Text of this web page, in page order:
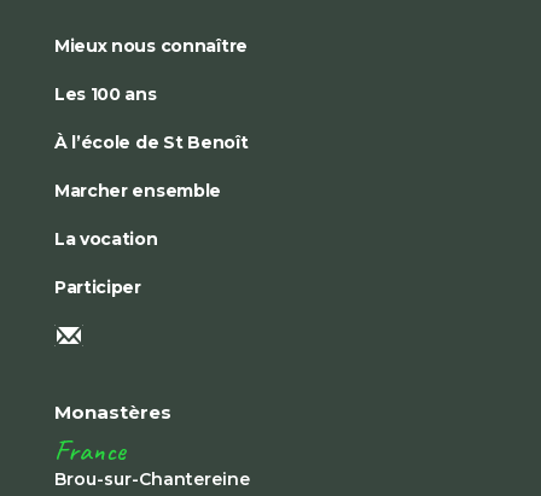
Mieux nous connaître
Les 100 ans
À l’école de St Benoît
Marcher ensemble
La vocation
Participer
Monastères
France
Brou-sur-Chantereine